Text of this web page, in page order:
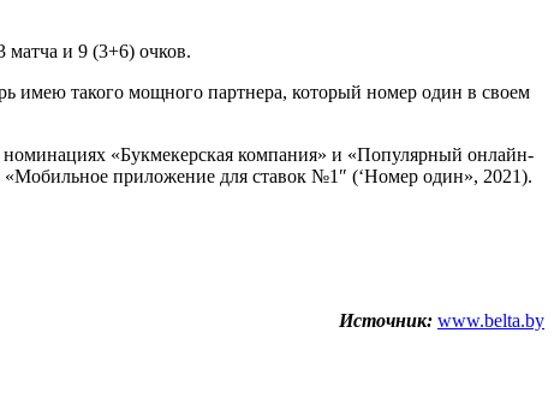
и 9 (3+6) очков.
имею такого мощного партнера, который номер один в своем
«Букмекерская компания» и «Популярный онлайн-
«Мобильное приложение для ставок №1″ (‘Номер один», 2021).
Источник: www.belta.by